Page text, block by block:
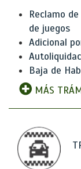
Reclamo
de juegos
Adicional
Baja de
MÁS